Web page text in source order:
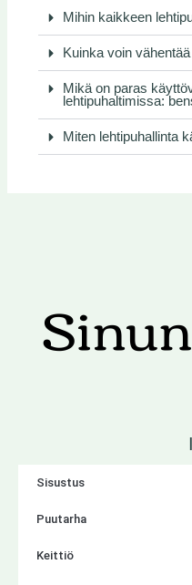
Mihin kaikkeen
Kuinka voin
Mikä on paras
lehtipuhaltimissa:
Miten lehtipuhallinta
Sisustus
Puutarha
Keittiö